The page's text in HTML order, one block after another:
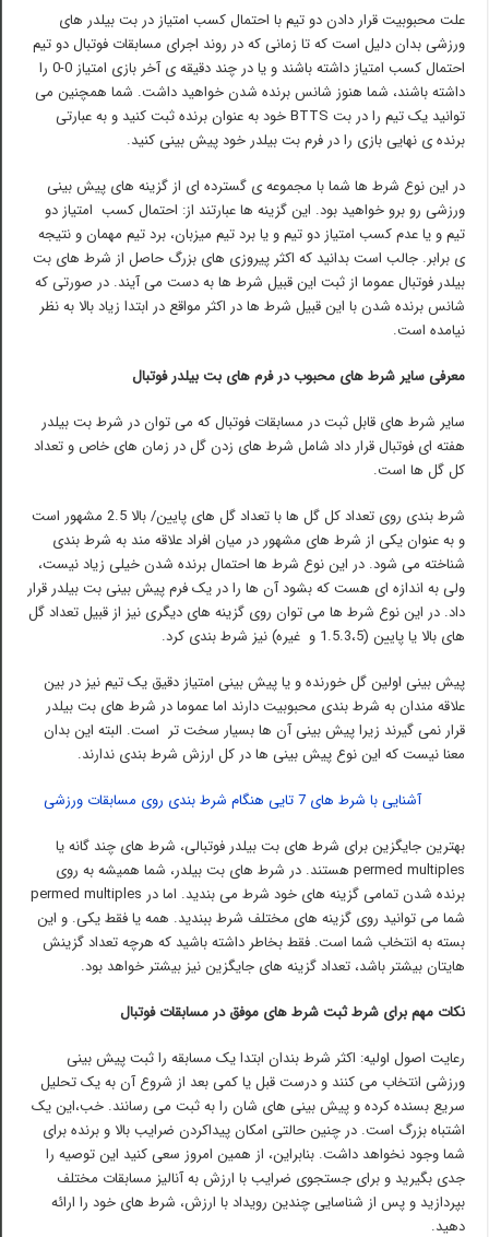
علت محبوبیت قرار دادن دو تیم با احتمال کسب امتیاز در بت بیلدر های
ورزشی بدان دلیل است که تا زمانی که در روند اجرای مسابقات فوتبال دو تیم
احتمال کسب امتیاز داشته باشند و یا در چند دقیقه ی آخر بازی امتیاز 0-0 را
داشته باشند، شما هنوز شانس برنده شدن خواهید داشت. شما همچنین می
توانید یک تیم را در بت BTTS خود به عنوان برنده ثبت کنید و به عبارتی
برنده ی نهایی بازی را در فرم بت بیلدر خود پیش بینی کنید.
در این نوع شرط ها شما با مجموعه ی گسترده ای از گزینه های پیش بینی
ورزشی رو برو خواهید بود. این گزینه ها عبارتند از: احتمال کسب امتیاز دو
تیم و یا عدم کسب امتیاز دو تیم و یا برد تیم میزبان، برد تیم مهمان و نتیجه
ی برابر. جالب است بدانید که اکثر پیروزی های بزرگ حاصل از شرط های بت
بیلدر فوتبال عموما از ثبت این قبیل شرط ها به دست می آیند. در صورتی که
شانس برنده شدن با این قبیل شرط ها در اکثر مواقع در ابتدا زیاد بالا به نظر
نیامده است.
معرفی سایر شرط های محبوب در فرم های بت بیلدر فوتبال
سایر شرط های قابل ثبت در مسابقات فوتبال که می توان در شرط بت بیلدر
هفته ای فوتبال قرار داد شامل شرط های زدن گل در زمان های خاص و تعداد
کل گل ها است.
شرط بندی روی تعداد کل گل ها با تعداد گل های پایین/ بالا 2.5 مشهور است
و به عنوان یکی از شرط های مشهور در میان افراد علاقه مند به شرط بندی
شناخته می شود. در این نوع شرط ها احتمال برنده شدن خیلی زیاد نیست،
ولی به اندازه ای هست که بشود آن ها را در یک فرم پیش بینی بت بیلدر قرار
داد. در این نوع شرط ها می توان روی گزینه های دیگری نیز از قبیل تعداد گل
های بالا یا پایین (1.5.3،5 و غیره) نیز شرط بندی کرد.
پیش بینی اولین گل خورنده و یا پیش بینی امتیاز دقیق یک تیم نیز در بین
علاقه مندان به شرط بندی محبوبیت دارند اما عموما در شرط های بت بیلدر
قرار نمی گیرند زیرا پیش بینی آن ها بسیار سخت تر است. البته این بدان
معنا نیست که این نوع پیش بینی ها در کل ارزش شرط بندی ندارند.
آشنایی با شرط های 7 تایی هنگام شرط بندی روی مسابقات ورزشی
بهترین جایگزین برای شرط های بت بیلدر فوتبالی، شرط های چند گانه یا
permed multiples هستند. در شرط های بت بیلدر، شما همیشه به روی
برنده شدن تمامی گزینه های خود شرط می بندید. اما در permed multiples
شما می توانید روی گزینه های مختلف شرط ببندید. همه یا فقط یکی. و این
بسته به انتخاب شما است. فقط بخاطر داشته باشید که هرچه تعداد گزینش
هایتان بیشتر باشد، تعداد گزینه های جایگزین نیز بیشتر خواهد بود.
نکات مهم برای شرط ثبت شرط های موفق در مسابقات فوتبال
رعایت اصول اولیه: اکثر شرط بندان ابتدا یک مسابقه را ثبت پیش بینی
ورزشی انتخاب می کنند و درست قبل یا کمی بعد از شروع آن به یک تحلیل
سریع بسنده کرده و پیش بینی های شان را به ثبت می رسانند. خب،این یک
اشتباه بزرگ است. در چنین حالتی امکان پیداکردن ضرایب بالا و برنده برای
شما وجود نخواهد داشت. بنابراین، از همین امروز سعی کنید این توصیه را
جدی بگیرید و برای جستجوی ضرایب با ارزش به آنالیز مسابقات مختلف
بپردازید و پس از شناسایی چندین رویداد با ارزش، شرط های خود را ارائه
دهید.